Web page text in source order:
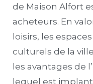
de Maison Alfort
acheteurs. En
loisirs, les
culturels de la
les avantages de
lequel est